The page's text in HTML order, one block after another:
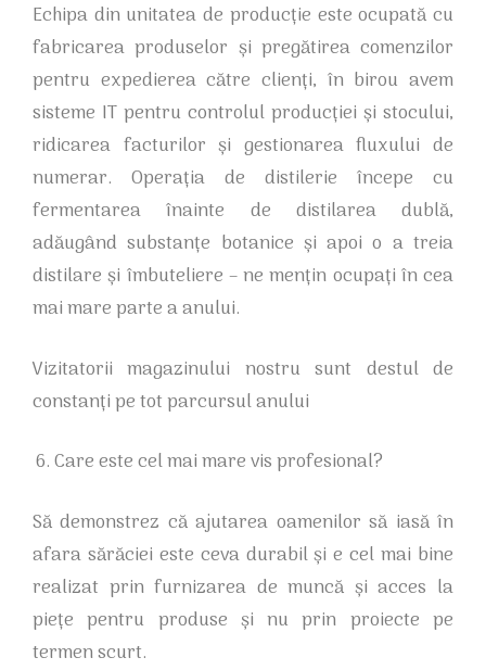
Echipa din unitatea de producție este ocupată cu
fabricarea produselor și pregătirea comenzilor
pentru expedierea către clienți, în birou avem
sisteme IT pentru controlul producției și stocului,
ridicarea facturilor și gestionarea fluxului de
numerar. Operația de distilerie începe cu
fermentarea înainte de distilarea dublă,
adăugând substanțe botanice și apoi o a treia
distilare și îmbuteliere – ne mențin ocupați în cea
mai mare parte a anului.
Vizitatorii magazinului nostru sunt destul de
constanți pe tot parcursul anului
Care este cel mai mare vis profesional?
Să demonstrez că ajutarea oamenilor să iasă în
afara sărăciei este ceva durabil și e cel mai bine
realizat prin furnizarea de muncă și acces la
piețe pentru produse și nu prin proiecte pe
termen scurt.